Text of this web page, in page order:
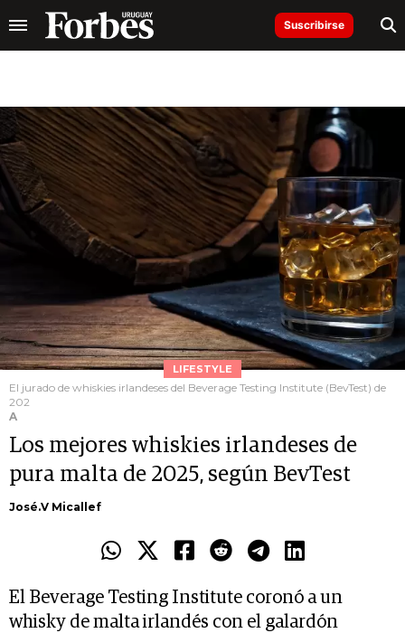
Suscribirse
LIFESTYLE
El jurado de whiskies irlandeses del Beverage Testing Institute (BevTest) de
202
A
Los mejores whiskies irlandeses de
pura malta de 2025, según BevTest
José.V Micallef
El Beverage Testing Institute coronó a un
whisky de malta irlandés con el galardón